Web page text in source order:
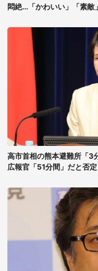
悶絶...「かわいい」「素敵
高市首相の熊本避難所「3
広報官「51分間」だと否定